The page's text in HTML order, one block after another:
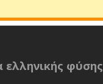
ελληνικής φύσης